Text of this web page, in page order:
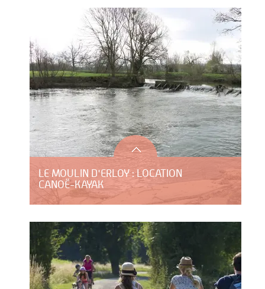
LE MOULIN D'ERLOY : LOCATION
CANOË-KAYAK